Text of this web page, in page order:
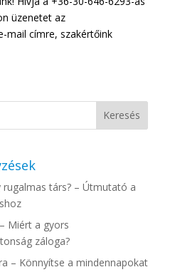
üzenetet az
mail címre, szakértőink
társ? – Útmutató a
Miért a gyors
záloga?
– Könnyítse a mindennapokat